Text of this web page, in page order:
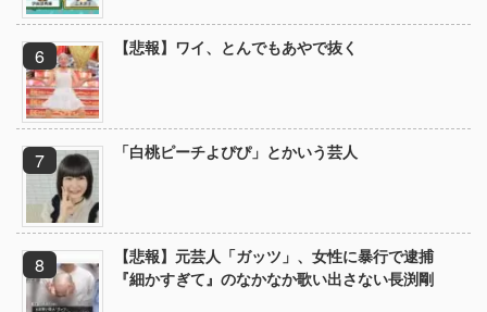
【悲報】ワイ、とんでもあやで抜く
「白桃ピーチよぴぴ」とかいう芸人
【悲報】元芸人「ガッツ」、女性に暴行で逮捕
『細かすぎて』のなかなか歌い出さない長渕剛